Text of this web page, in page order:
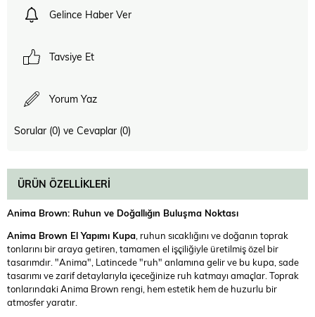
Gelince Haber Ver
Tavsiye Et
Yorum Yaz
Sorular (0) ve Cevaplar (0)
ÜRÜN ÖZELLIKLERI
Anima Brown: Ruhun ve Doğallığın Buluşma Noktası
Anima Brown El Yapımı Kupa, ruhun sıcaklığını ve doğanın toprak
tonlarını bir araya getiren, tamamen el işçiliğiyle üretilmiş özel bir
tasarımdır. "Anima", Latincede "ruh" anlamına gelir ve bu kupa, sade
tasarımı ve zarif detaylarıyla içeceğinize ruh katmayı amaçlar. Toprak
tonlarındaki Anima Brown rengi, hem estetik hem de huzurlu bir
atmosfer yaratır.